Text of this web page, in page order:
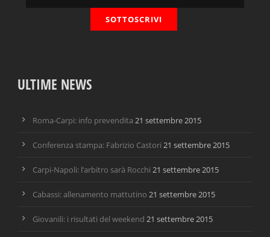
ULTIME NEWS
Roma-Carpi: info prevendita 21 settembre 2015
Conferenza stampa: Fabrizio Castori 21 settembre 2015
Carpi-Napoli: l’arbitro sarà Rocchi 21 settembre 2015
Cabassi: allenamento mattutino 21 settembre 2015
Giovanili: i risultati del weekend 21 settembre 2015